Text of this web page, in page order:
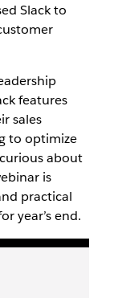
Slack to
features
sales
to optimize
about
is
practical
year’s end.